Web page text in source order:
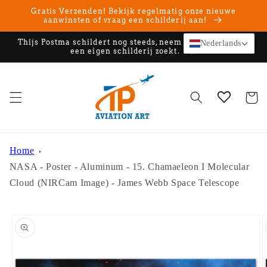
naar de
content
Gratis Verzenden! Bekijk regelmatig onze nieuwe
aanwinsten of vraag een schilderij aan!
Thijs Postma schildert nog steeds, neem contact op als u
een eigen schilderij zoekt.
Home
NASA - Poster - Aluminum - 15. Chamaeleon I Molecular
Cloud (NIRCam Image) - James Webb Space Telescope
direct naar
Nederlands